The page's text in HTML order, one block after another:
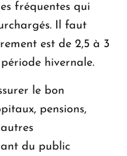
fréquentes qui
Il faut
est de 2,5 à 3
hivernale.
le bon
pensions,
du public